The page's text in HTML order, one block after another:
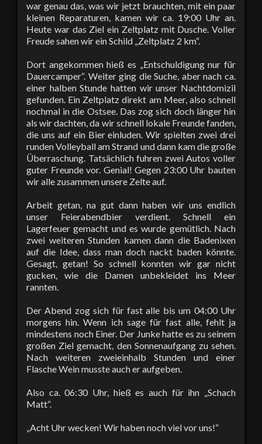
war genau das, was wir jetzt brauchten, mit ein paar
kleinen Reparaturen, kamen wir ca. 19:00 Uhr an.
Heute war das Ziel ein Zeltplatz mit Dusche. Voller
Freude sahen wir ein Schild „Zeltplatz 2 km“.
Dort angekommen hieß es „Entschuldigung nur für
Dauercamper“. Weiter ging die Suche, aber nach ca.
einer halben Stunde hatten wir unser Nachtdomizil
gefunden. Ein Zeltplatz direkt am Meer, also schnell
nochmal in die Ostsee. Das zog sich doch länger hin
als wir dachten, da wir schnell lokale Freunde fanden,
die uns auf ein Bier einluden. Wir spielten zwei drei
runden Volleyball am Strand und dann kam die große
Überraschung. Tatsächlich fuhren zwei Autos voller
guter Freunde vor. Genial! Gegen 23:00 Uhr bauten
wir alle zusammen unsere Zelte auf.
Arbeit getan, na gut dann haben wir uns endlich
unser Feierabendbier verdient. Schnell ein
Lagerfeuer gemacht und es wurde gemütlich. Nach
zwei weiteren Stunden kamen dann die Badenixen
auf die Idee, dass man doch nackt baden könnte.
Gesagt, getan! So schnell konnten wir gar nicht
gucken, wie die Damen unbekleidet ins Meer
rannten.
Der Abend zog sich für fast alle bis um 04:00 Uhr
morgens hin. Wenn ich sage für fast alle, fehlt ja
mindestens noch Einer. Der Junke hatte es zu seinem
großen Ziel gemacht, den Sonnenaufgang zu sehen.
Nach weiteren zweieinhalb Stunden und einer
Flasche Wein musste auch er aufgeben.
Also ca. 06:30 Uhr, hieß es auch für ihn „Schach
Matt“.
„Acht Uhr wecken! Wir haben noch viel vor uns!“